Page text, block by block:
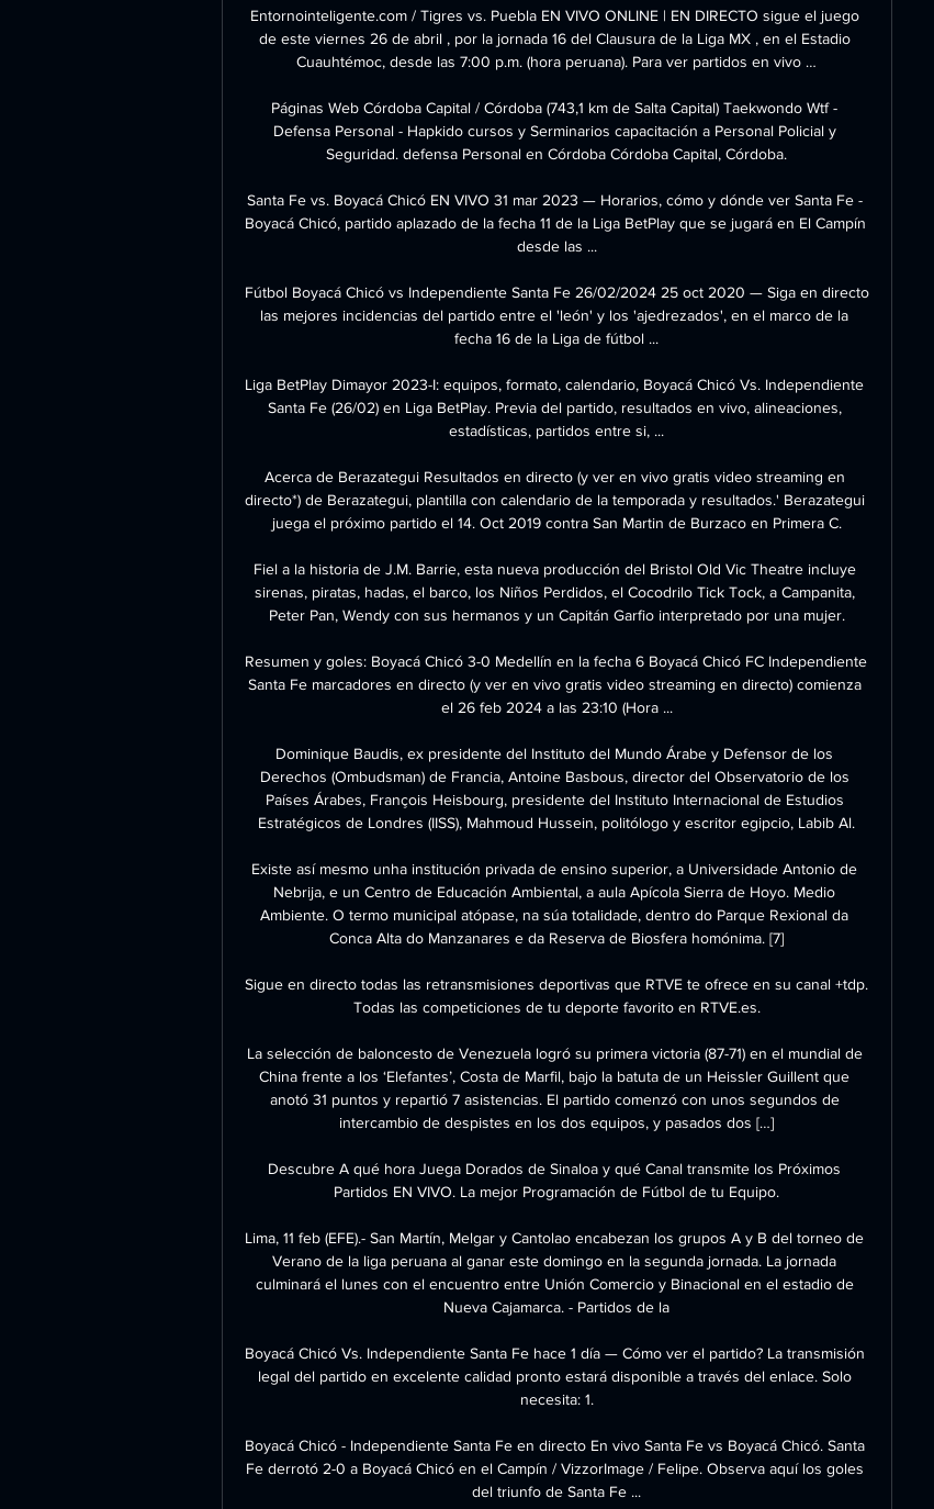
Entornointeligente.com / Tigres vs. Puebla EN VIVO ONLINE | EN DIRECTO sigue el juego
de este viernes 26 de abril , por la jornada 16 del Clausura de la Liga MX , en el Estadio
Cuauhtémoc, desde las 7:00 p.m. (hora peruana). Para ver partidos en vivo …
Páginas Web Córdoba Capital / Córdoba (743,1 km de Salta Capital) Taekwondo Wtf -
Defensa Personal - Hapkido cursos y Serminarios capacitación a Personal Policial y
Seguridad. defensa Personal en Córdoba Córdoba Capital, Córdoba.
Santa Fe vs. Boyacá Chicó EN VIVO 31 mar 2023 — Horarios, cómo y dónde ver Santa Fe -
Boyacá Chicó, partido aplazado de la fecha 11 de la Liga BetPlay que se jugará en El Campín
desde las ...
Fútbol Boyacá Chicó vs Independiente Santa Fe 26/02/2024 25 oct 2020 — Siga en directo
las mejores incidencias del partido entre el 'león' y los 'ajedrezados', en el marco de la
fecha 16 de la Liga de fútbol ...
Liga BetPlay Dimayor 2023-I: equipos, formato, calendario, Boyacá Chicó Vs. Independiente
Santa Fe (26/02) en Liga BetPlay. Previa del partido, resultados en vivo, alineaciones,
estadísticas, partidos entre si, ...
Acerca de Berazategui Resultados en directo (y ver en vivo gratis video streaming en
directo*) de Berazategui, plantilla con calendario de la temporada y resultados.' Berazategui
juega el próximo partido el 14. Oct 2019 contra San Martin de Burzaco en Primera C.
Fiel a la historia de J.M. Barrie, esta nueva producción del Bristol Old Vic Theatre incluye
sirenas, piratas, hadas, el barco, los Niños Perdidos, el Cocodrilo Tick Tock, a Campanita,
Peter Pan, Wendy con sus hermanos y un Capitán Garfio interpretado por una mujer.
Resumen y goles: Boyacá Chicó 3-0 Medellín en la fecha 6 Boyacá Chicó FC Independiente
Santa Fe marcadores en directo (y ver en vivo gratis video streaming en directo) comienza
el 26 feb 2024 a las 23:10 (Hora ...
Dominique Baudis, ex presidente del Instituto del Mundo Árabe y Defensor de los
Derechos (Ombudsman) de Francia, Antoine Basbous, director del Observatorio de los
Países Árabes, François Heisbourg, presidente del Instituto Internacional de Estudios
Estratégicos de Londres (IISS), Mahmoud Hussein, politólogo y escritor egipcio, Labib Al.
Existe así mesmo unha institución privada de ensino superior, a Universidade Antonio de
Nebrija, e un Centro de Educación Ambiental, a aula Apícola Sierra de Hoyo. Medio
Ambiente. O termo municipal atópase, na súa totalidade, dentro do Parque Rexional da
Conca Alta do Manzanares e da Reserva de Biosfera homónima. [7]
Sigue en directo todas las retransmisiones deportivas que RTVE te ofrece en su canal +tdp.
Todas las competiciones de tu deporte favorito en RTVE.es.
La selección de baloncesto de Venezuela logró su primera victoria (87-71) en el mundial de
China frente a los ‘Elefantes’, Costa de Marfil, bajo la batuta de un Heissler Guillent que
anotó 31 puntos y repartió 7 asistencias. El partido comenzó con unos segundos de
intercambio de despistes en los dos equipos, y pasados dos […]
Descubre A qué hora Juega Dorados de Sinaloa y qué Canal transmite los Próximos
Partidos EN VIVO. La mejor Programación de Fútbol de tu Equipo.
Lima, 11 feb (EFE).- San Martín, Melgar y Cantolao encabezan los grupos A y B del torneo de
Verano de la liga peruana al ganar este domingo en la segunda jornada. La jornada
culminará el lunes con el encuentro entre Unión Comercio y Binacional en el estadio de
Nueva Cajamarca. - Partidos de la
Boyacá Chicó Vs. Independiente Santa Fe hace 1 día — Cómo ver el partido? La transmisión
legal del partido en excelente calidad pronto estará disponible a través del enlace. Solo
necesita: 1.
Boyacá Chicó - Independiente Santa Fe en directo En vivo Santa Fe vs Boyacá Chicó. Santa
Fe derrotó 2-0 a Boyacá Chicó en el Campín / VizzorImage / Felipe. Observa aquí los goles
del triunfo de Santa Fe ...